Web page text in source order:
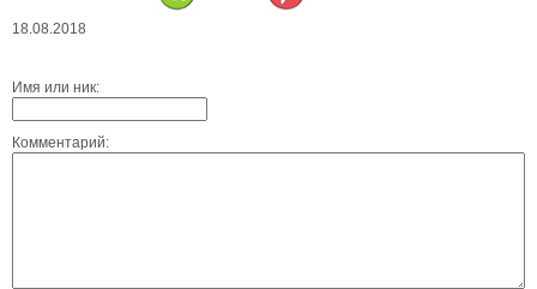
18.08.2018
Имя или ник:
Комментарий: